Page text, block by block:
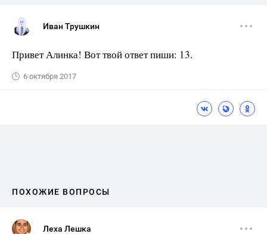
Иван Трушкин
Привет Алинка! Вот твой ответ пиши: 13.
6 октября 2017
ПОХОЖИЕ ВОПРОСЫ
Леха Лешка